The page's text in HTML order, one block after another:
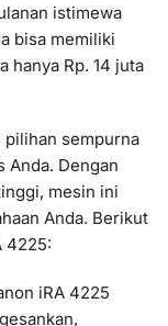
istimewa
bisa memiliki
hanya Rp. 14 juta
pilihan sempurna
Anda. Dengan
mesin ini
Anda. Berikut
4225:
iRA 4225